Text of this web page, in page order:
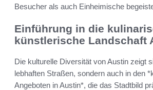
Besucher als auch Einheimische
Einführung in die
künstlerische Landschaft
Die kulturelle Diversität von Austin zeigt
lebhaften Straßen, sondern auch in den
Angeboten in Austin*, die das Stadtbild